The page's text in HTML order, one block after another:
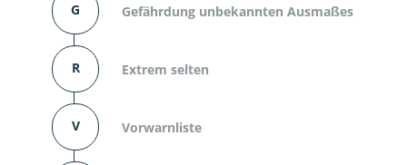
G Gefährdung unbekannten Ausmaßes
R Extrem selten
V Vorwarnliste